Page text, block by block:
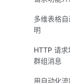
多维表格
明
HTTP 请
群组消息
用自动化